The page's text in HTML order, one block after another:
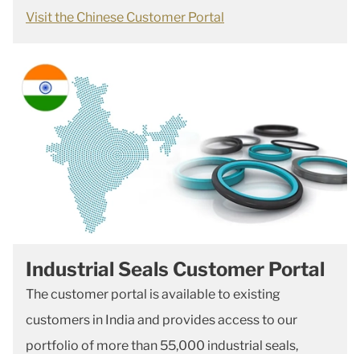
Visit the Chinese Customer Portal
Industrial Seals Customer Portal
The customer portal is available to existing
customers in India and provides access to our
portfolio of more than 55,000 industrial seals,